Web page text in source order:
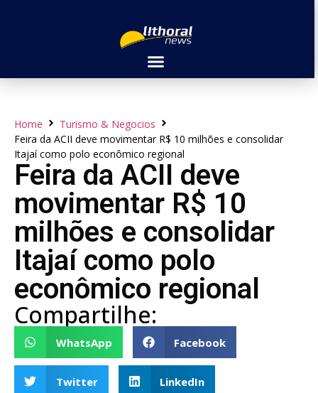
Home
Turismo & Negocios
Feira da ACII deve movimentar R$ 10 milhões e consolidar
Itajaí como polo econômico regional
Feira da ACII deve
movimentar R$ 10
milhões e consolidar
Itajaí como polo
econômico regional
Compartilhe:
WhatsApp Facebook
Twitter LinkedIn